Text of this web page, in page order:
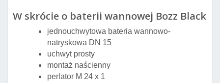
W skrócie o baterii wannowej Bozz Black
jednouchwytowa bateria wannowo-
natryskowa DN 15
uchwyt prosty
montaż naścienny
perlator M 24 x 1